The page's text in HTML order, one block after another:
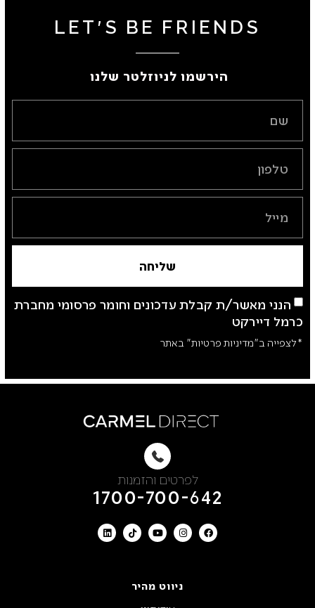
LET'S BE FRIENDS
הירשמו לניוזלטר שלנו ​
הנני מאשר/ת קבלת עדכונים וחומר פרסומי מחברת
כרמל דיירקט
*לצפייה ב"מדיניות פרטיות" באתר
שליחה
לפרטים והזמנות
1700-700-642
ניווט מהיר